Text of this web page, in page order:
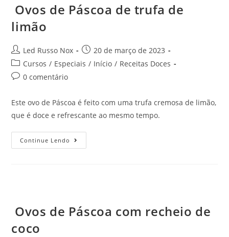
Ovos de Páscoa de trufa de
limão
Led Russo Nox
20 de março de 2023
Cursos / Especiais / Início / Receitas Doces
0 comentário
Este ovo de Páscoa é feito com uma trufa cremosa de limão,
que é doce e refrescante ao mesmo tempo.
Continue Lendo
Ovos de Páscoa com recheio de
coco